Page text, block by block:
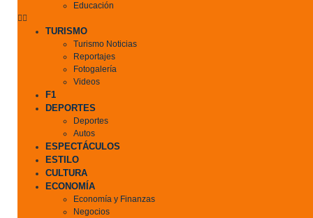
Educación
TURISMO
Turismo Noticias
Reportajes
Fotogalería
Videos
F1
DEPORTES
Deportes
Autos
ESPECTÁCULOS
ESTILO
CULTURA
ECONOMÍA
Economía y Finanzas
Negocios